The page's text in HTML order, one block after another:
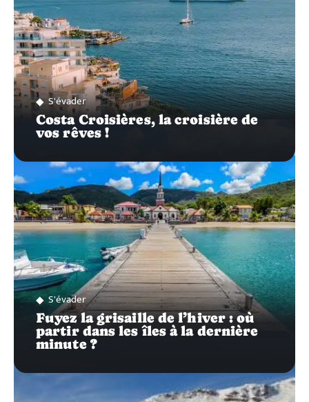
S'évader
Costa Croisières, la croisière de
vos rêves !
S'évader
Fuyez la grisaille de l’hiver : où
partir dans les îles à la dernière
minute ?